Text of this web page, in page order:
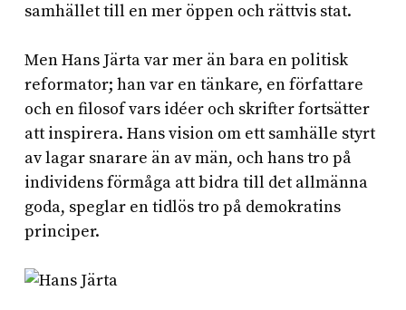
samhället till en mer öppen och rättvis stat.
Men Hans Järta var mer än bara en politisk
reformator; han var en tänkare, en författare
och en filosof vars idéer och skrifter fortsätter
att inspirera. Hans vision om ett samhälle styrt
av lagar snarare än av män, och hans tro på
individens förmåga att bidra till det allmänna
goda, speglar en tidlös tro på demokratins
principer.